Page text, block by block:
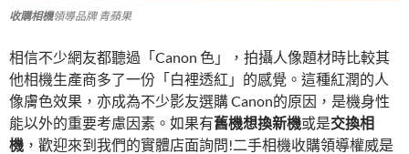
收購相機領導品牌 青蘋果
相信不少網友都聽過「Canon 色」，拍攝人像題材時比較其
他相機生產商多了一份「白裡透紅」的感覺。這種紅潤的人
像膚色效果，亦成為不少影友選購 Canon的原因，是機身性
能以外的重要考慮因素。如果有舊機想換新機或是交換相
機 ，歡迎來到我們的實體店面詢問!二手相機收購領導權威是